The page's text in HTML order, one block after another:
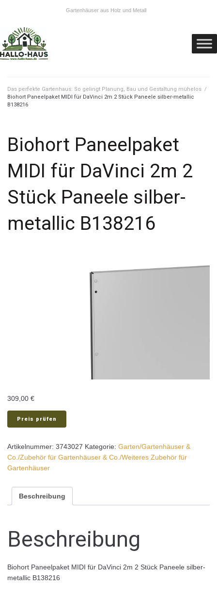
Gartenhäuser aus Holz und Metall
Das perfekte Gartenhaus: So gelingt Planung, Bau und Gestaltung mühelos /
Biohort Paneelpaket MIDI für DaVinci 2m 2 Stück Paneele silber-metallic
B138216
Biohort Paneelpaket
MIDI für DaVinci 2m 2
Stück Paneele silber-
metallic B138216
309,00 €
Preis prüfen
Artikelnummer: 3743027 Kategorie: Garten/Gartenhäuser &
Co./Zubehör für Gartenhäuser & Co./Weiteres Zubehör für
Gartenhäuser
Beschreibung
Beschreibung
Biohort Paneelpaket MIDI für DaVinci 2m 2 Stück Paneele silber-
metallic B138216